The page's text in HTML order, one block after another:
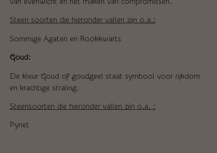
Steen soorten die hieronder vallen zijn o.a.:
Sommige Agaten en Rookkwarts
Goud:
De kleur Goud of goudgeel staat symbool voor rijkdom
en krachtige straling.
Steensoorten die hieronder vallen zijn o.a. :
Pyriet